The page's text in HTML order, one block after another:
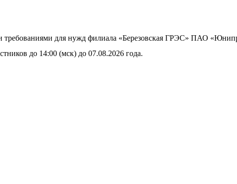
требованиями для нужд филиала «Березовская ГРЭС» ПАО
до 14:00 (мск) до 07.08.2026 года.